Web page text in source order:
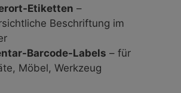
Etiketten –
Beschriftung im
Barcode-Labels – für
Möbel, Werkzeug